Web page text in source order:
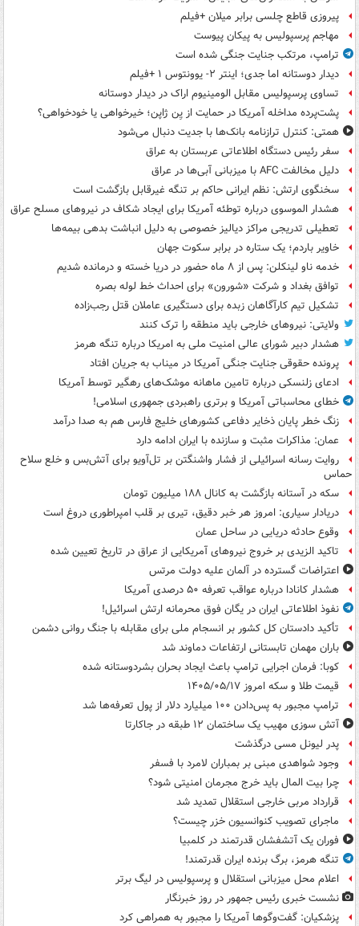
پیروزی قاطع چلسی برابر میلان +فیلم
مهاجم پرسپولیس به پیکان پیوست
ترامپ، مرتکب جنایت جنگی شده است
دیدار دوستانه اما جدی؛ اینتر ۲- یوونتوس ۱ +فیلم
تساوی پرسپولیس مقابل الومینیوم اراک در دیدار دوستانه
پشت‌پرده مداخله آمریکا در حمایت از یِن ژاپن؛ خیرخواهی یا خودخواهی؟
همتی: کنترل ترازنامه بانک‌ها با جدیت دنبال می‌شود
سفر رئیس دستگاه اطلاعاتی عربستان به عراق
دلیل مخالفت AFC با میزبانی آبی‌ها در عراق
سخنگوی ارتش: نظم ایرانی حاکم بر تنگه غیرقابل بازگشت است
هشدار الموسوی درباره توطئه آمریکا برای ایجاد شکاف در نیروهای مسلح عراق
تعطیلی تدریجی مراکز دیالیز خصوصی به دلیل انباشت بدهی بیمه‌ها
خاویر باردم؛ یک ستاره در برابر سکوت جهان
خدمه ناو لینکلن: پس از ۸ ماه حضور در دریا خسته و درمانده‌ شدیم
توافق بغداد و شرکت «شورون» برای احداث خط لوله بصره
تشکیل تیم کارآگاهان زبده برای دستگیری عاملان قتل رجب‌زاده
ولایتی: نیروهای خارجی باید منطقه را ترک کنند
هشدار دبیر شورای عالی امنیت ملی به امریکا درباره تنگه هرمز
پرونده حقوقی جنایت جنگی آمریکا در میناب به جریان افتاد
ادعای زلنسکی درباره تامین ماهانه موشک‌های رهگیر توسط آمریکا
خطای محاسباتی آمریکا و برتری راهبردی جمهوری اسلامی!
زنگ خطر پایان ذخایر دفاعی کشورهای خلیج فارس هم به صدا درآمد
عمان: مذاکرات مثبت و سازنده با ایران ادامه دارد
روایت رسانه اسرائیلی از فشار واشنگتن بر تل‌آویو برای آتش‌بس و خلع سلاح
حماس
سکه در آستانه بازگشت به کانال ۱۸۸ میلیون تومان
دریادار سیاری: امروز هر خبر دقیق، تیری بر قلب امپراطوری دروغ است
وقوع حادثه دریایی در ساحل عمان
تاکید الزیدی بر خروج نیروهای آمریکایی از عراق در تاریخ تعیین شده
اعتراضات گسترده در آلمان علیه دولت مرتس
هشدار کانادا درباره عواقب تعرفه ۵۰ درصدی آمریکا
نفوذ اطلاعاتی ایران در یگان فوق محرمانه ارتش اسرائیل!
تأکید دادستان کل کشور بر انسجام ملی برای مقابله با جنگ روانی دشمن
باران مهمان تابستانی ارتفاعات دماوند شد
کوبا: فرمان اجرایی ترامپ باعث ایجاد بحران بشردوستانه شده
قیمت طلا و سکه امروز ۱۴۰۵/۰۵/۱۷
ترامپ مجبور به پس‌دادن ۱۰۰ میلیارد دلار از پول تعرفه‌ها شد
آتش سوزی مهیب یک ساختمان ۱۲ طبقه در جاکارتا
پدر لیونل مسی درگذشت
وجود شواهدی مبنی بر بمباران لامرد با فسفر
چرا بیت المال باید خرج مجرمان امنیتی شود؟
قرارداد مربی خارجی استقلال تمدید شد
ماجرای تصویب کنوانسیون خزر چیست؟
فوران یک آتشفشان قدرتمند در کلمبیا
تنگه هرمز، برگ برنده ایران قدرتمند!
اعلام محل میزبانی استقلال و پرسپولیس در لیگ برتر
نشست خبری رئیس جمهور در روز خبرنگار
پزشکیان: گفت‌وگوها آمریکا را مجبور به همراهی کرد